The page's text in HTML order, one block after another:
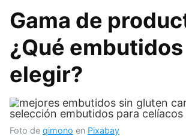
Gama de
¿Qué embutidos
elegir?
Foto de qimono en Pixabay